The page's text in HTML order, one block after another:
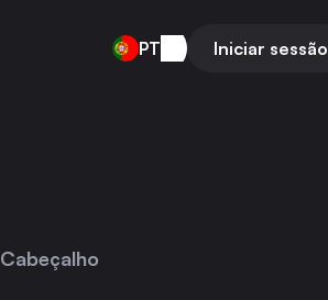
PT Iniciar sessão
Cabeçalho